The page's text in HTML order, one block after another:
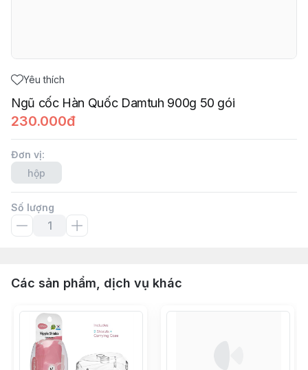
Yêu thích
Ngũ cốc Hàn Quốc Damtuh 900g 50 gói
230.000đ
Đơn vị:
hộp
Số lượng
Các sản phẩm, dịch vụ khác